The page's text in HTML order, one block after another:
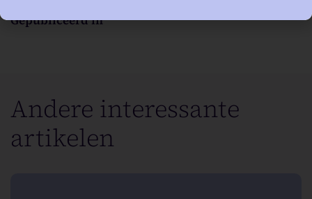
Gepubliceerd in
Andere interessante
artikelen